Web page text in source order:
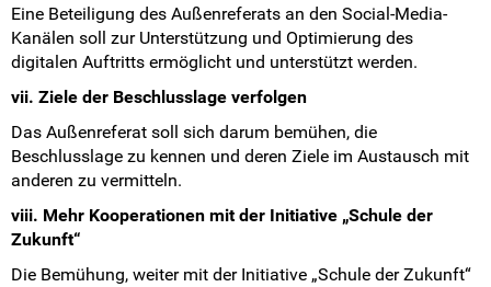
Eine Beteiligung des Außenreferats an den Social-Media-
Kanälen soll zur Unterstützung und Optimierung des
digitalen Auftritts ermöglicht und unterstützt werden.
vii. Ziele der Beschlusslage verfolgen
Das Außenreferat soll sich darum bemühen, die
Beschlusslage zu kennen und deren Ziele im Austausch mit
anderen zu vermitteln.
viii. Mehr Kooperationen mit der Initiative „Schule der
Zukunft“
Die Bemühung, weiter mit der Initiative „Schule der Zukunft“